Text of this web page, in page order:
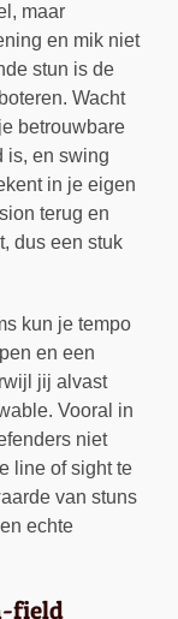
maar
en mik niet
stun is de
Wacht
betrouwbare
is, en swing
in je eigen
terug en
dus een stuk
kun je tempo
en een
jij alvast
Vooral in
niet
line of sight te
van stuns
echte
field